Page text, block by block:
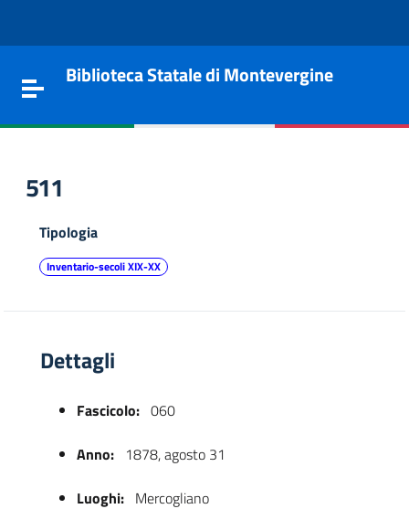
Toggle navigation
Biblioteca Statale di Montevergine
511
Tipologia
Inventario-secoli XIX-XX
Dettagli
Fascicolo: 060
Anno: 1878, agosto 31
Luoghi: Mercogliano